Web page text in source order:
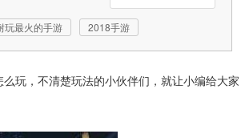
玩最火的手游
2018手游
玩，不清楚玩法的小伙伴们，就让小编给大家